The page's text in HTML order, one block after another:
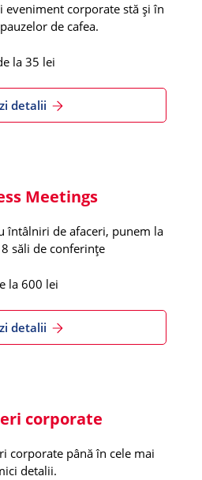
eveniment corporate stă și în
de cafea.
la 35 lei
detalii
Meetings
întâlniri de afaceri, punem la
săli de conferințe
la 600 lei
detalii
corporate
corporate până în cele mai
detalii.